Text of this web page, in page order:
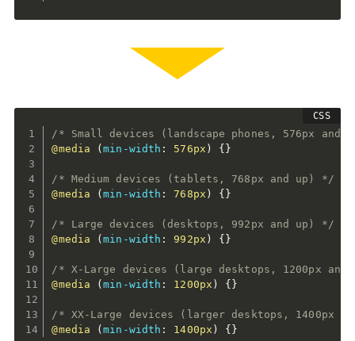
/* Small devices (landscape phones, 576px and
@media
(min-width : 576px ) { }
/* Medium devices (tablets, 768px and up) */
@media
(min-width : 768px ) { }
/* Large devices (desktops, 992px and up) */
@media
(min-width : 992px ) { }
/* X-Large devices (large desktops, 1200px
@media
(min-width : 1200px ) { }
/* XX-Large devices (larger desktops, 1400px
@media
(min-width : 1400px ) { }